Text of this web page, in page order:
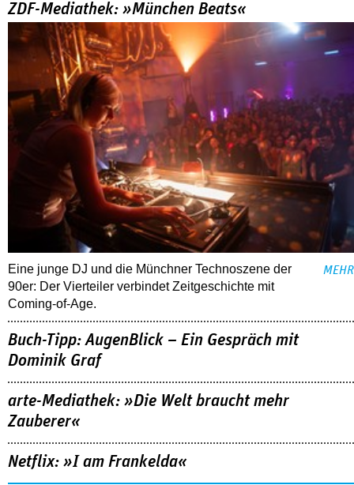
ZDF-Mediathek: »München Beats«
Eine junge DJ und die Münchner Technoszene der
90er: Der Vierteiler verbindet Zeitgeschichte mit
Coming-of-Age.
MEHR
Buch-Tipp: AugenBlick – Ein Gespräch mit
Dominik Graf
arte-Mediathek: »Die Welt braucht mehr
Zauberer«
Netflix: »I am Frankelda«